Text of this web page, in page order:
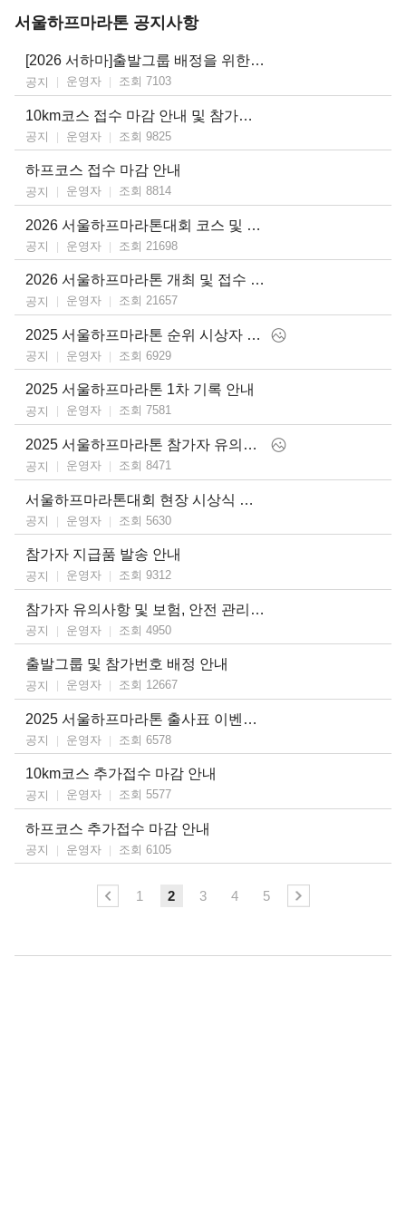
서울하프마라톤 공지사항
[2026 서하마]출발그룹 배정을 위한 기록증 제출 안내
공지 운영자 조회 7103
10km코스 접수 마감 안내 및 참가비 결제 기간 안내
공지 운영자 조회 9825
하프코스 접수 마감 안내
공지 운영자 조회 8814
2026 서울하프마라톤대회 코스 및 출발시간 변경 안내
공지 운영자 조회 21698
2026 서울하프마라톤 개최 및 접수 일정 안내
공지 운영자 조회 21657
2025 서울하프마라톤 순위 시상자 안내 및 공식 기록 업로드 안내
공지 운영자 조회 6929
2025 서울하프마라톤 1차 기록 안내
공지 운영자 조회 7581
2025 서울하프마라톤 참가자 유의사항
공지 운영자 조회 8471
서울하프마라톤대회 현장 시상식 안내
공지 운영자 조회 5630
참가자 지급품 발송 안내
공지 운영자 조회 9312
참가자 유의사항 및 보험, 안전 관리 계획 안내
공지 운영자 조회 4950
출발그룹 및 참가번호 배정 안내
공지 운영자 조회 12667
2025 서울하프마라톤 출사표 이벤트 안내
공지 운영자 조회 6578
10km코스 추가접수 마감 안내
공지 운영자 조회 5577
하프코스 추가접수 마감 안내
공지 운영자 조회 6105
1 2 3 4 5